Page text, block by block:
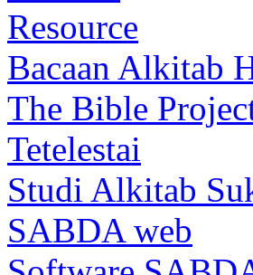
Resource
Bacaan Alkitab
The Bible
Tetelestai
Studi Alkitab
SABDA web